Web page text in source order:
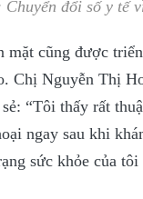
mặt cũng được
Chị Nguyễn Thị
“Tôi thấy rất
ngay sau khi
sức khỏe của tôi